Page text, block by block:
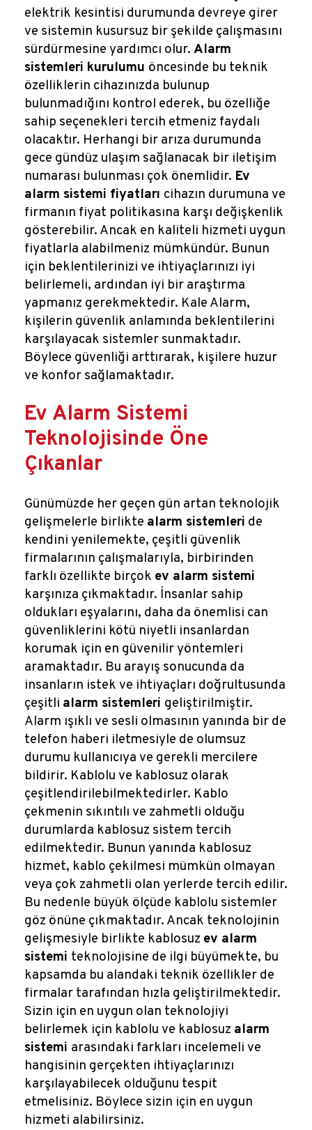
elektrik kesintisi durumunda devreye girer
ve sistemin kusursuz bir şekilde çalışmasını
sürdürmesine yardımcı olur. Alarm
sistemleri kurulumu öncesinde bu teknik
özelliklerin cihazınızda bulunup
bulunmadığını kontrol ederek, bu özelliğe
sahip seçenekleri tercih etmeniz faydalı
olacaktır. Herhangi bir arıza durumunda
gece gündüz ulaşım sağlanacak bir iletişim
numarası bulunması çok önemlidir. Ev
alarm sistemi fiyatları cihazın durumuna ve
firmanın fiyat politikasına karşı değişkenlik
gösterebilir. Ancak en kaliteli hizmeti uygun
fiyatlarla alabilmeniz mümkündür. Bunun
için beklentilerinizi ve ihtiyaçlarınızı iyi
belirlemeli, ardından iyi bir araştırma
yapmanız gerekmektedir. Kale Alarm,
kişilerin güvenlik anlamında beklentilerini
karşılayacak sistemler sunmaktadır.
Böylece güvenliği arttırarak, kişilere huzur
ve konfor sağlamaktadır.
Ev Alarm Sistemi
Teknolojisinde Öne
Çıkanlar
Günümüzde her geçen gün artan teknolojik
gelişmelerle birlikte alarm sistemleri de
kendini yenilemekte, çeşitli güvenlik
firmalarının çalışmalarıyla, birbirinden
farklı özellikte birçok ev alarm sistemi
karşınıza çıkmaktadır. İnsanlar sahip
oldukları eşyalarını, daha da önemlisi can
güvenliklerini kötü niyetli insanlardan
korumak için en güvenilir yöntemleri
aramaktadır. Bu arayış sonucunda da
insanların istek ve ihtiyaçları doğrultusunda
çeşitli alarm sistemleri geliştirilmiştir.
Alarm ışıklı ve sesli olmasının yanında bir de
telefon haberi iletmesiyle de olumsuz
durumu kullanıcıya ve gerekli mercilere
bildirir. Kablolu ve kablosuz olarak
çeşitlendirilebilmektedirler. Kablo
çekmenin sıkıntılı ve zahmetli olduğu
durumlarda kablosuz sistem tercih
edilmektedir. Bunun yanında kablosuz
hizmet, kablo çekilmesi mümkün olmayan
veya çok zahmetli olan yerlerde tercih edilir.
Bu nedenle büyük ölçüde kablolu sistemler
göz önüne çıkmaktadır. Ancak teknolojinin
gelişmesiyle birlikte kablosuz ev alarm
sistemi teknolojisine de ilgi büyümekte, bu
kapsamda bu alandaki teknik özellikler de
firmalar tarafından hızla geliştirilmektedir.
Sizin için en uygun olan teknolojiyi
belirlemek için kablolu ve kablosuz alarm
sistemi arasındaki farkları incelemeli ve
hangisinin gerçekten ihtiyaçlarınızı
karşılayabilecek olduğunu tespit
etmelisiniz. Böylece sizin için en uygun
hizmeti alabilirsiniz.